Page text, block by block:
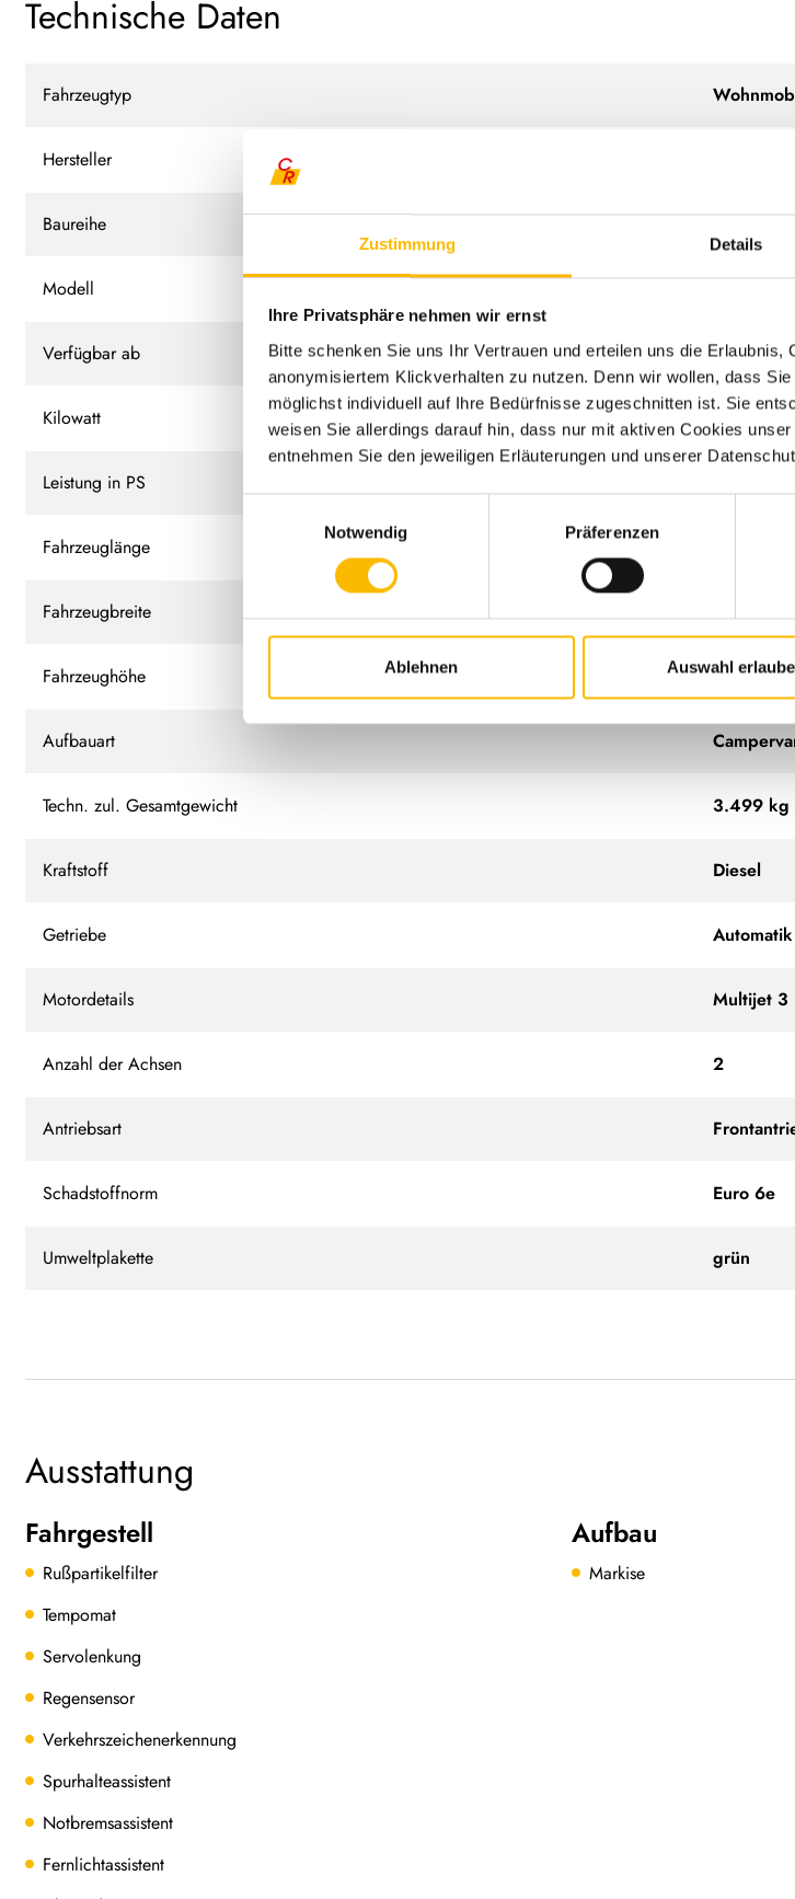
Zustimmung Details
Ihre Privatsphäre nehmen wir ernst
Bitte schenken Sie uns Ihr Vertrauen und erteilen uns die
anonymisiertem Klickverhalten zu nutzen. Denn wir wollen, dass
möglichst individuell auf Ihre Bedürfnisse zugeschnitten ist. Sie
weisen Sie allerdings darauf hin, dass nur mit aktiven Cookies
entnehmen Sie den jeweiligen Erläuterungen und unserer
Notwendig
Präferenzen
Ablehnen Auswahl
Technische Daten
Fahrzeugtyp
Hersteller
Baureihe
Modell
Verfügbar ab 10/2025
Kilowatt 103 kW
Leistung in PS
Fahrzeuglänge
Fahrzeugbreite 205 cm
Fahrzeughöhe 265 cm
Aufbauart
Techn. zul. Gesamtgewicht 3.499 kg
Kraftstoff Diesel
Getriebe Automatik
Motordetails Multijet 3
Anzahl der Achsen 2
Antriebsart
Schadstoffnorm Euro 6e
Umweltplakette grün
Ausstattung
Fahrgestell
Rußpartikelfilter
Tempomat
Servolenkung
Regensensor
Verkehrszeichenerkennung
Spurhalteassistent
Notbremsassistent
Fernlichtassistent
Aufbau
Markise